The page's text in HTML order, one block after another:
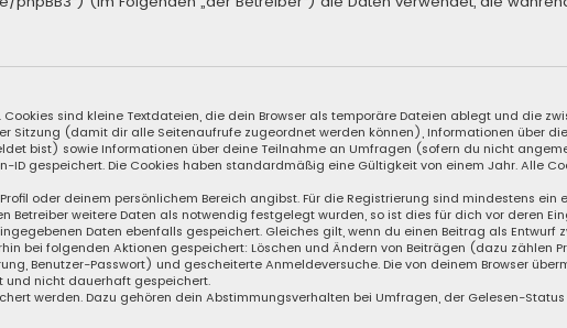
sind kleine Textdateien, die dein Browser als temporäre Dateien ablegt und die
Sitzung (damit dir alle Seitenaufrufe zugeordnet werden können), Informationen über
bist) sowie Informationen über deine Teilnahme an Umfragen (sofern du nicht
ID gespeichert. Die Cookies haben standardmäßig eine Gültigkeit von einem Jahr. Alle
oder deinem persönlichem Bereich angibst. Für die Registrierung sind mindestens ein
Betreiber weitere Daten als notwendig festgelegt wurden, so ist dies für dich vor deren
Daten ebenfalls gespeichert. Gleiches gilt, wenn du einen Beitrag als Entwurf
bei folgenden Aktionen gespeichert: Löschen und Ändern von Beiträgen (dazu zählen
Benutzer-Passwort) und gescheiterte Anmeldeversuche. Die von deinem Browser
und nicht dauerhaft gespeichert.
werden. Dazu gehören dein Abstimmungsverhalten bei Umfragen, der Gelesen-